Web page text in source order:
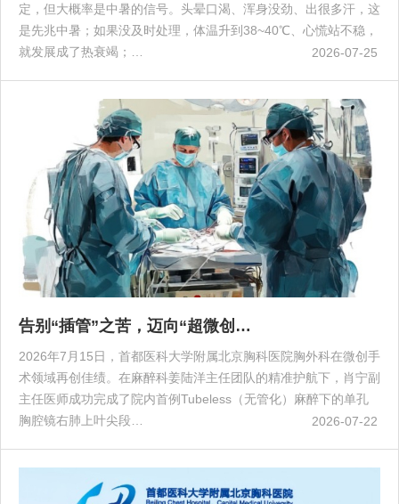
2026-07-25
定，但大概率是中暑的信号。头晕口渴、浑身没劲、出很多汗，这
是先兆中暑；如果没及时处理，体温升到38~40℃、心慌站不稳，
就发展成了热衰竭；…
2026-07-22
告别“插管”之苦，迈向“超微创…
2026年7月15日，首都医科大学附属北京胸科医院胸外科在微创手
术领域再创佳绩。在麻醉科姜陆洋主任团队的精准护航下，肖宁副
主任医师成功完成了院内首例Tubeless（无管化）麻醉下的单孔
胸腔镜右肺上叶尖段…